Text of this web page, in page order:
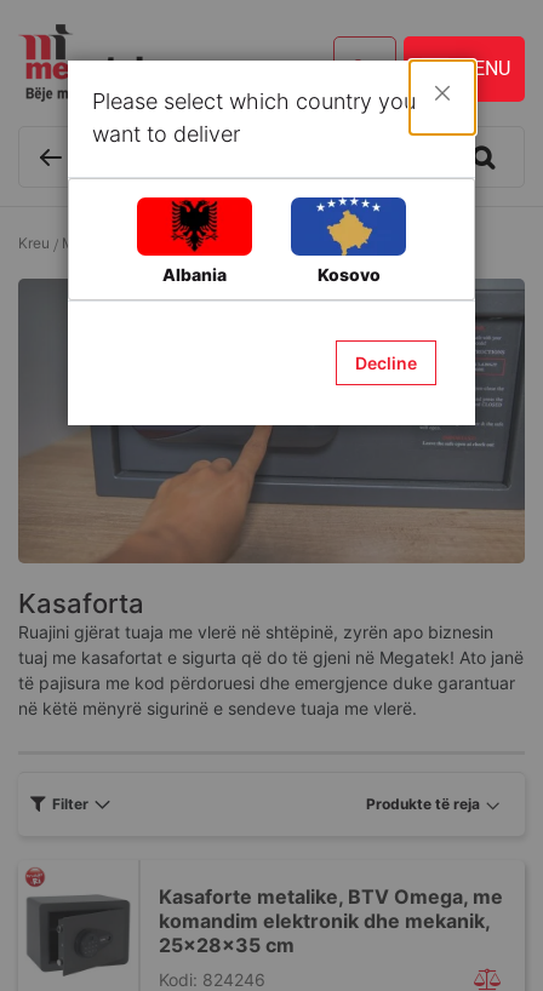
Kreu Magazinim dhe Organizim Kasaforta
Kasaforta
Ruajini gjërat tuaja me vlerë në shtëpinë, zyrën apo biznesin
tuaj me kasafortat e sigurta që do të gjeni në Megatek! Ato janë
të pajisura me kod përdoruesi dhe emergjence duke garantuar
në këtë mënyrë sigurinë e sendeve tuaja me vlerë.
Kasaforte metalike, BTV Omega, me
komandim elektronik dhe mekanik,
25x28x35 cm
Kodi: 824246
Filter
Please select which country you
want to deliver
Albania Kosovo
Decline